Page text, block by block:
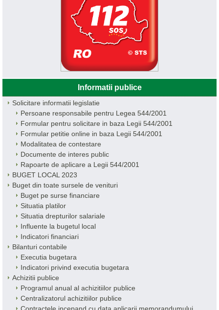
Informatii publice
Solicitare informatii legislatie
Persoane responsabile pentru Legea 544/2001
Formular pentru solicitare in baza Legii 544/2001
Formular petitie online in baza Legii 544/2001
Modalitatea de contestare
Documente de interes public
Rapoarte de aplicare a Legii 544/2001
BUGET LOCAL 2023
Buget din toate sursele de venituri
Buget pe surse financiare
Situatia platilor
Situatia drepturilor salariale
Influente la bugetul local
Indicatori financiari
Bilanturi contabile
Executia bugetara
Indicatori privind executia bugetara
Achizitii publice
Programul anual al achizitiilor publice
Centralizatorul achizitiilor publice